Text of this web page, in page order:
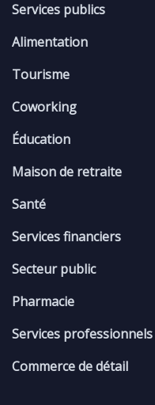
Services publics
Alimentation
Tourisme
Coworking
Éducation
Maison de retraite
Santé
Services financiers
Secteur public
Pharmacie
Services professionnels
Commerce de détail